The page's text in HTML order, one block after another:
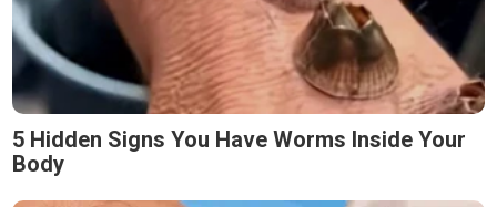
5 Hidden Signs You Have Worms Inside Your
Body